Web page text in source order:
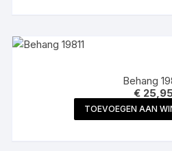
Behang
€
TOEVOEGEN AAN